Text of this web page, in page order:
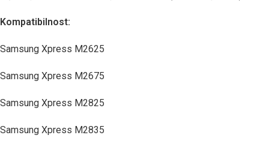
Kompatibilnost:
Samsung Xpress M2625
Samsung Xpress M2675
Samsung Xpress M2825
Samsung Xpress M2835